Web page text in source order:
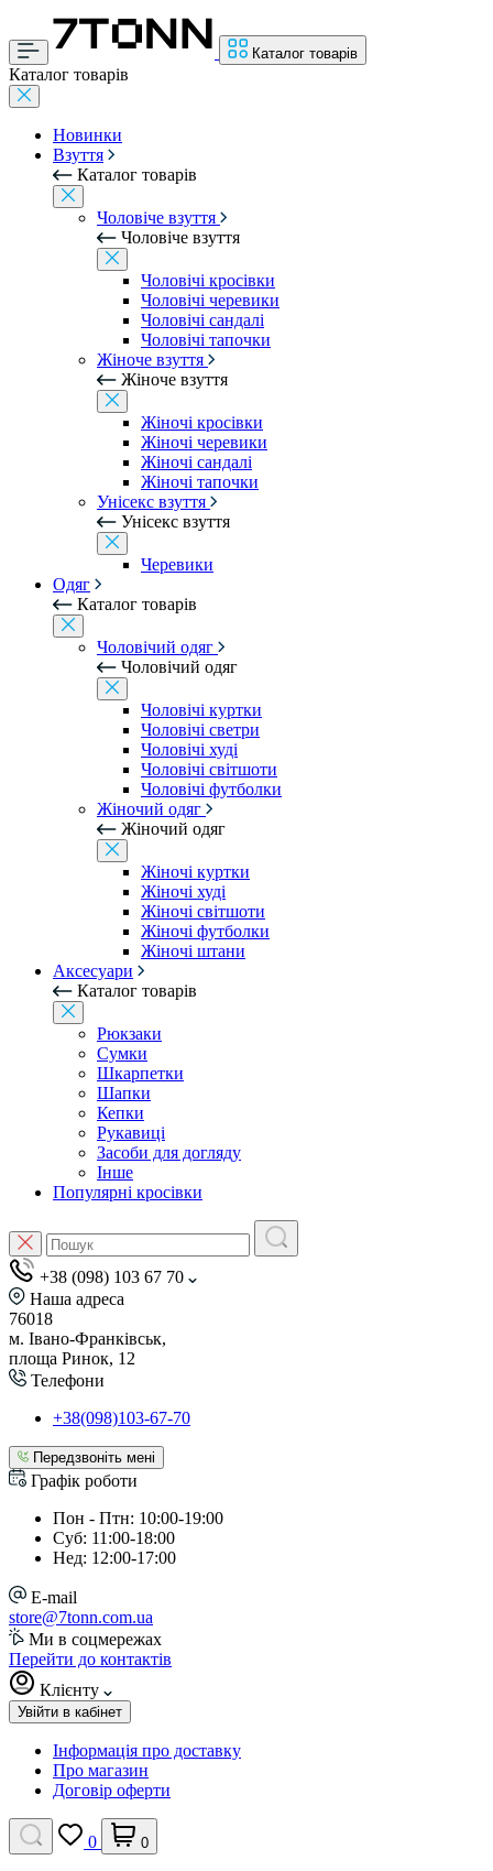
Каталог товарів
Каталог товарів
Новинки
Взуття
Каталог товарів
Чоловіче взуття
Чоловіче взуття
Чоловічі кросівки
Чоловічі черевики
Чоловічі сандалі
Чоловічі тапочки
Жіноче взуття
Жіноче взуття
Жіночі кросівки
Жіночі черевики
Жіночі сандалі
Жіночі тапочки
Унісекс взуття
Унісекс взуття
Черевики
Одяг
Каталог товарів
Чоловічий одяг
Чоловічий одяг
Чоловічі куртки
Чоловічі светри
Чоловічі худі
Чоловічі світшоти
Чоловічі футболки
Жіночий одяг
Жіночий одяг
Жіночі куртки
Жіночі худі
Жіночі світшоти
Жіночі футболки
Жіночі штани
Аксесуари
Каталог товарів
Рюкзаки
Сумки
Шкарпетки
Шапки
Кепки
Рукавиці
Засоби для догляду
Інше
Популярні кросівки
+38 (098) 103 67 70
Наша адреса
76018
м. Івано-Франківськ,
площа Ринок, 12
Телефони
+38(098)103-67-70
Передзвоніть мені
Графік роботи
Пон - Птн: 10:00-19:00
Суб: 11:00-18:00
Нед: 12:00-17:00
E-mail
store@7tonn.com.ua
Ми в соцмережах
Перейти до контактів
Клієнту
Увійти в кабінет
Інформація про доставку
Про магазин
Договір оферти
0 0